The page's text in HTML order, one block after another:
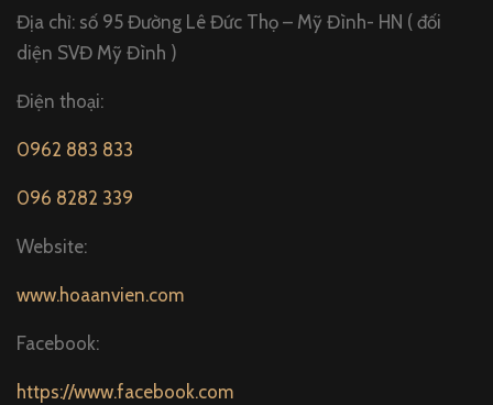
Địa chỉ: số 95 Đường Lê Đức Thọ – Mỹ Đình- HN ( đối
diện SVĐ Mỹ Đình )
Điện thoại:
0962 883 833
096 8282 339
Website:
www.hoaanvien.com
Facebook:
https://www.facebook.com